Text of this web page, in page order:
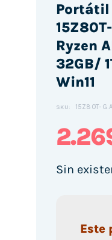
Portátil
Ryzen
32GB/
Win11
SKU: 15Z80T-
Sin
Este